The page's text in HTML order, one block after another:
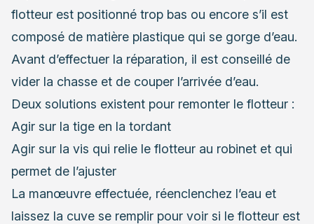
flotteur est positionné trop bas ou encore s’il est
composé de matière plastique qui se gorge d’eau.
Avant d’effectuer la réparation, il est conseillé de
vider la chasse et de couper l’arrivée d’eau.
Deux solutions existent pour remonter le flotteur :
Agir sur la tige en la tordant
Agir sur la vis qui relie le flotteur au robinet et qui
permet de l’ajuster
La manœuvre effectuée, réenclenchez l’eau et
laissez la cuve se remplir pour voir si le flotteur est